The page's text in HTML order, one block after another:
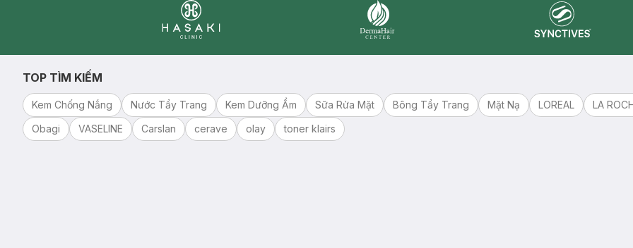
TOP TÌM KIẾM
Kem Chống Nắng Nước Tẩy Trang Kem Dưỡng Ẩm Sữa Rửa Mặt Bông Tẩy Trang Mặt Nạ LOREAL LA
Obagi
VASELINE Carslan cerave olay toner klairs